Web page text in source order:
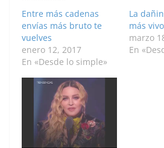
Entre más cadenas
envías más bruto te
vuelves
enero 12, 2017
En «Desde lo simple»
La
más vivo
marzo
En